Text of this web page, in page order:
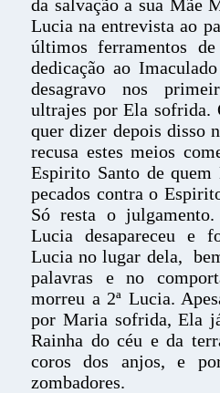
da salvação a sua Mãe
Lucia na entrevista ao
últimos ferramentos
dedicação ao
desagravo nos
ultrajes por Ela sofrida.
quer dizer depois disso
recusa estes meios
Espirito Santo de
pecados contra o
Só resta o
Lucia desapareceu e
Lucia no lugar dela,
palavras e no
morreu a 2ª Lucia.
por Maria sofrida, Ela
Rainha do céu e da
coros dos anjos, e
zombadores.